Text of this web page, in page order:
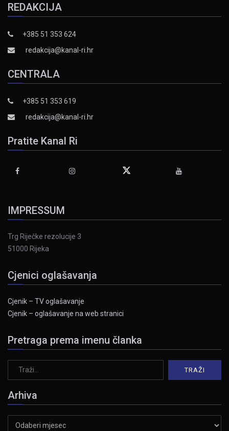
REDAKCIJA
+385 51 353 624
redakcija@kanal-ri.hr
CENTRALA
+385 51 353 619
redakcija@kanal-ri.hr
Pratite Kanal Ri
IMPRESSUM
Trg Riječke rezolucije 3
51000 Rijeka
Cjenici oglašavanja
Cjenik – TV oglašavanje
Cjenik – oglašavanje na web stranici
Pretraga prema imenu članka
Arhiva